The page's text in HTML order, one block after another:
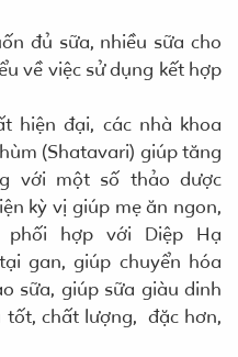
đủ sữa, nhiều sữa cho
về việc sử dụng kết hợp
hiện đại, các nhà khoa
(Shatavari) giúp tăng
với một số thảo dược
kỳ vị giúp mẹ ăn ngon,
hợp với Diệp Hạ
gan, giúp chuyển hóa
sữa, giúp sữa giàu dinh
tốt, chất lượng, đặc hơn,